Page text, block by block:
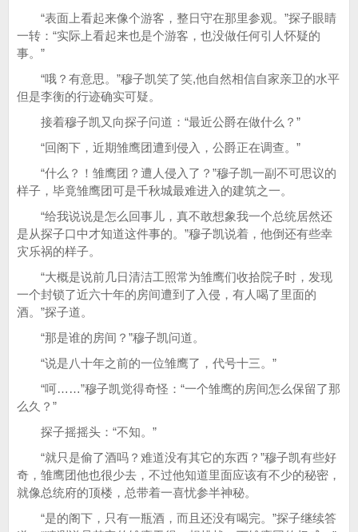
“表面上看起来像个游客，整日守在那里参观。”探子眼睛
一转：“实际上看起来也是个游客，也没做任何引人怀疑的
事。”
“哦？有意思。”穆子凯笑了笑,他自然相信自家亲卫的水平
但是李衡的行迹确实可疑。
接着穆子凯又向探子问道：“最近公爵在做什么？”
“回阁下，近期雏鹰团遭到侵入，公爵正在调查。”
“什么？！雏鹰团？遭人侵入了？”穆子凯一副不可思议的
样子，毕竟雏鹰团可是千秋城最难进入的建筑之一。
“给我说说是怎么回事儿，真不敢想象我一个总统居然还
是从探子口中才知道这件事的。”穆子凯说着，他倒还有些幸
灾乐祸的样子。
“大概是说前几日清洁工照常为雏鹰们收拾院子时，发现
一个封锁了近六十年的房间遭到了入侵，有人喝了里面的
酒。”探子道。
“那是谁的房间？”穆子凯问道。
“说是八十年之前的一位雏鹰了，代号十三。”
“呵……”穆子凯觉得奇怪：“一个雏鹰的房间怎么保留了那
么久？”
探子摇摇头：“不知。”
“就只是偷了酒吗？难道没有其它的东西？”穆子凯有些好
奇，雏鹰团他也很少去，不过他知道里面应该有不少的秘密，
就像总统府的顶楼，总带着一喜忧参半神秘。
“是的阁下，只有一瓶酒，而且还没有喝完。”探子继续答